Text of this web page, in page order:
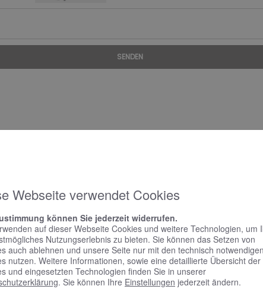
SENDEN
Webseite verwendet Cookies
können Sie jederzeit widerrufen.
auf dieser Webseite Cookies und weitere Technologien, um
Nutzungserlebnis zu bieten. Sie können das Setzen von
auch ablehnen und unsere Seite nur mit den technisch notwendigen
nutzen. Weitere Informationen, sowie eine detaillierte Übersicht der
und eingesetzten Technologien finden Sie in unserer
. Sie können Ihre Einstellungen jederzeit ändern.